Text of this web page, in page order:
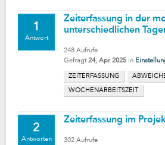
1
Antwort
Zeiterfassung in der
unterschiedlichen
248 Aufrufe
Gefragt 24, Apr 2025 in
ZEITERFASSUNG
WOCHENARBEITSZEIT
2
Antworten
Zeiterfassung im
302 Aufrufe